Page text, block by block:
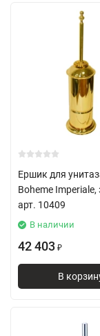
Ершик для
Boheme Imperiale,
арт. 10409
В наличии
42 403 ₽
В